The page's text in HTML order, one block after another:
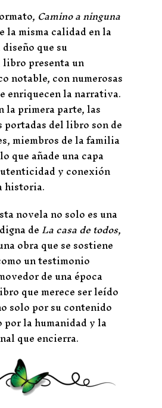
Camino a ninguna
la misma calidad en la
que su
presenta un
notable, con numerosas
enriquecen la narrativa.
la primera parte, las
portadas del libro son de
miembros de la familia
que añade una capa
y conexión
historia.
novela no solo es una
deLa casa de todos,
obra que se sostiene
un testimonio
de una época
que merece ser leído
solo por su contenido
la humanidad y la
que encierra.